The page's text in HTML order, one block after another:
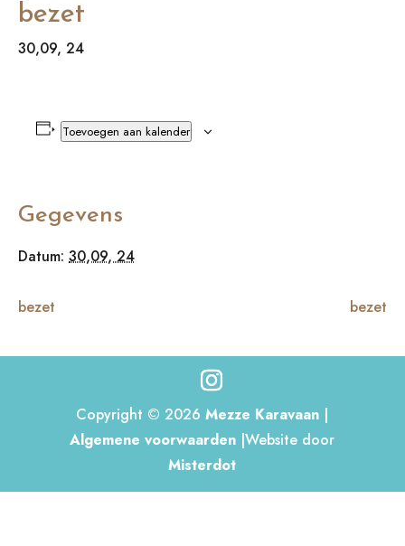
bezet
30,09, 24
Toevoegen aan kalender
Gegevens
Datum: 30,09, 24
bezet bezet
Copyright © 2026Mezze Karavaan |
Algemene voorwaarden |Website door
Misterdot